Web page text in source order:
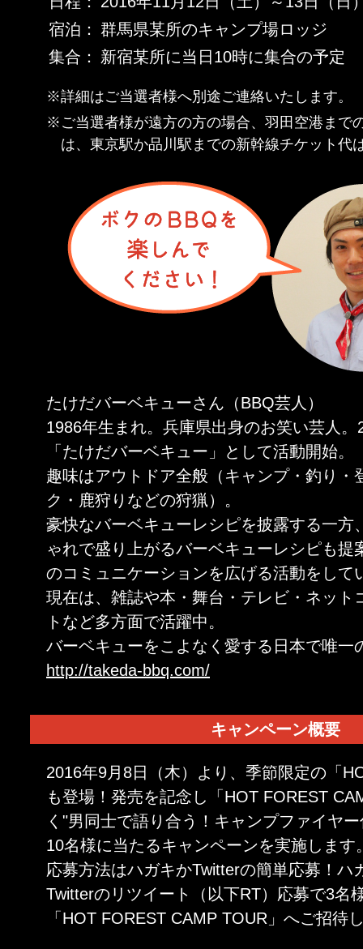
宿泊： 群馬県某所のキャンプ場ロッジ
集合： 新宿某所に当日10時に集合の予定
※詳細はご当選者様へ別途ご連絡いたします。
※ご当選者様が遠方の方の場合、羽田空港まで
は、東京駅か品川駅までの新幹線チケット代
たけだバーベキューさん（BBQ芸人）
1986年生まれ。兵庫県出身のお笑い芸人。
「たけだバーベキュー」として活動開始。
趣味はアウトドア全般（キャンプ・釣り・
ク・鹿狩りなどの狩猟）。
豪快なバーベキューレシピを披露する一方
ゃれで盛り上がるバーベキューレシピも提
のコミュニケーションを広げる活動をして
現在は、雑誌や本・舞台・テレビ・ネット
トなど多方面で活躍中。
バーベキューをこよなく愛する日本で唯一
http://takeda-bbq.com/
キャンペーン概要
2016年9月8日（木）より、季節限定の「
も登場！発売を記念し「HOT FOREST
く"男同士で語り合う！キャンプファイヤ
10名様に当たるキャンペーンを実施します
応募方法はハガキかTwitterの簡単応募！ハ
Twitterのリツイート（以下RT）応募で3名
「HOT FOREST CAMP TOUR」へご招待